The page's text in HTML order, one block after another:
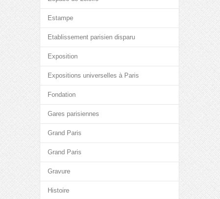
Estampe
Etablissement parisien disparu
Exposition
Expositions universelles à Paris
Fondation
Gares parisiennes
Grand Paris
Grand Paris
Gravure
Histoire